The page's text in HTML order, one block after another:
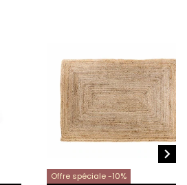
Offre spéciale -10%
